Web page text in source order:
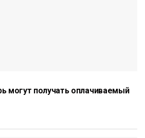
могут получать оплачиваемый